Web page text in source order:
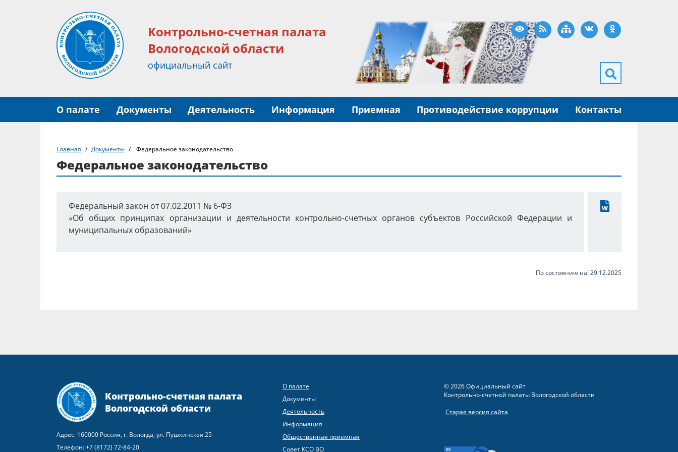
Контрольно-счетная палата
Вологодской области
официальный сайт
Версия для слабовидящих
RSS Карта сайта
ВКонтактеОдноклассники
О палате Документы Деятельность Информация Приемная Противодействие коррупции Контакты
Главная Документы Федеральное законодательство
Федеральное законодательство
Федеральный закон от 07.02.2011 № 6-ФЗ
«Об общих принципах организации и деятельности контрольно-счетных органов субъектов Российской Федерации и
муниципальных образований»
Скачать
По состоянию на: 29.12.2025
Контрольно-счетная палата
Вологодской области
Адрес: 160000 Россия, г. Вологда, ул. Пушкинская 25
Телефон:+7 (8172) 72-84-20
О палате
Документы
Деятельность
Информация
Общественная приемная
Совет КСО ВО
© 2026 Официальный сайт
Контрольно-счетной палаты Вологодской области
Старая версия сайта